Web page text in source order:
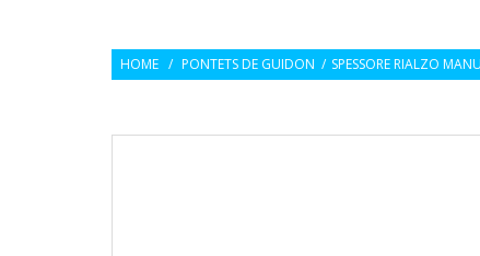
HOME / PONTETS DE GUIDON / SPESSORE RIALZO